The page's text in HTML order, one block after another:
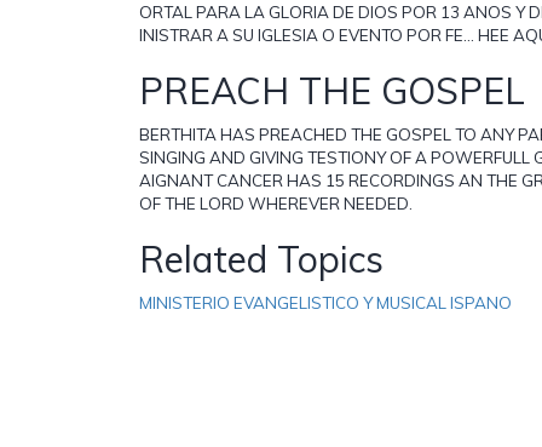
ORTAL PARA LA GLORIA DE DIOS POR 13 ANOS Y
INISTRAR A SU IGLESIA O EVENTO POR FE... HEE
PREACH THE GOSPEL
BERTHITA HAS PREACHED THE GOSPEL TO ANY
SINGING AND GIVING TESTIONY OF A POWERFULL
AIGNANT CANCER HAS 15 RECORDINGS AN THE
OF THE LORD WHEREVER NEEDED.
Related Topics
MINISTERIO EVANGELISTICO Y MUSICAL ISPANO